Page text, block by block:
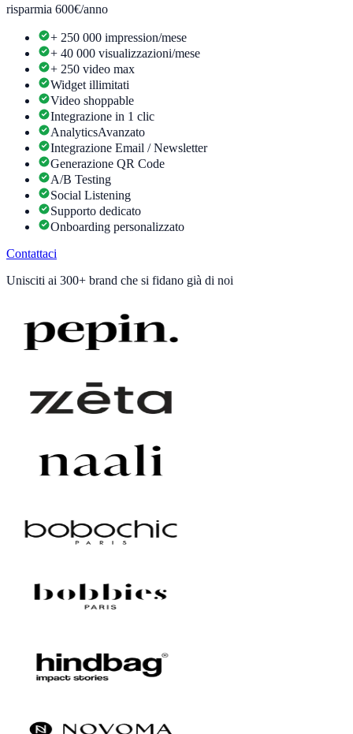
risparmia 600€/anno
+ 250 000 impression/mese
+ 40 000 visualizzazioni/mese
+ 250 video max
Widget illimitati
Video shoppable
Integrazione in 1 clic
AnalyticsAvanzato
Integrazione Email / Newsletter
Generazione QR Code
A/B Testing
Social Listening
Supporto dedicato
Onboarding personalizzato
Contattaci
Unisciti ai 300+ brand che si fidano già di noi